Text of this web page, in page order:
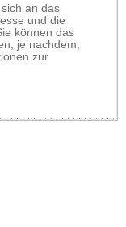
an das
und die
können das
je nachdem,
zur